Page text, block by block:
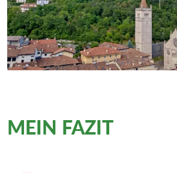
MEIN FAZIT